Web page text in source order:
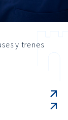
y trenes